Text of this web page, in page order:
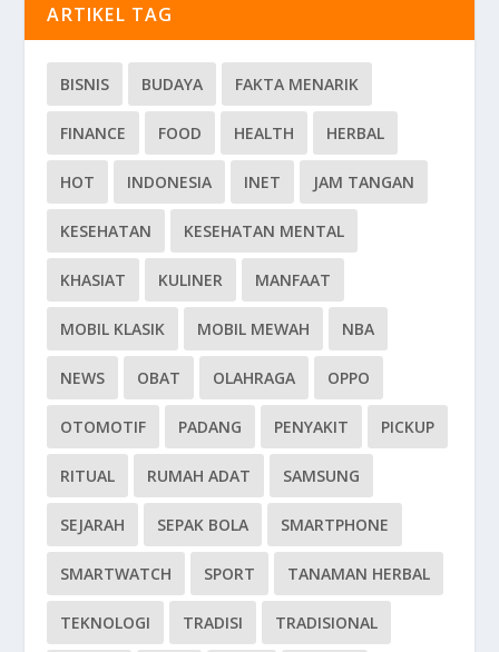
ARTIKEL TAG
BISNIS BUDAYA FAKTA MENARIK
FINANCE FOOD HEALTH HERBAL
HOT INDONESIA INET JAM TANGAN
KESEHATAN KESEHATAN MENTAL
KHASIAT KULINER MANFAAT
MOBIL KLASIK MOBIL MEWAH NBA
NEWS OBAT OLAHRAGA OPPO
OTOMOTIF PADANG PENYAKIT PICKUP
RITUAL RUMAH ADAT SAMSUNG
SEJARAH SEPAK BOLA SMARTPHONE
SMARTWATCH SPORT TANAMAN HERBAL
TEKNOLOGI TRADISI TRADISIONAL